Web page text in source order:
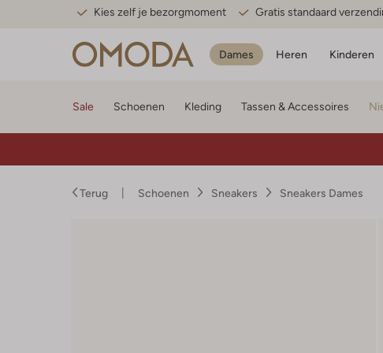
Kies zelf je bezorgmoment Gratis standaard
Dames Heren Kinderen
Sale Schoenen Kleding Tassen & Accessoires
Terug Schoenen Sneakers Sneakers Dames